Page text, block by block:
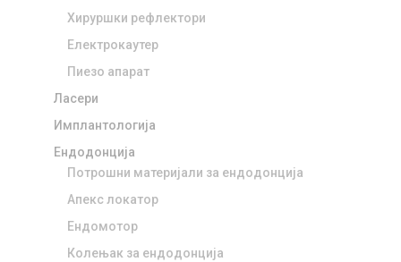
Хируршки рефлектори
Електрокаутер
Пиезо апарат
Ласери
Имплантологија
Ендодонција
Потрошни материјали за ендодонција
Апекс локатор
Ендомотор
Колењак за ендодонција